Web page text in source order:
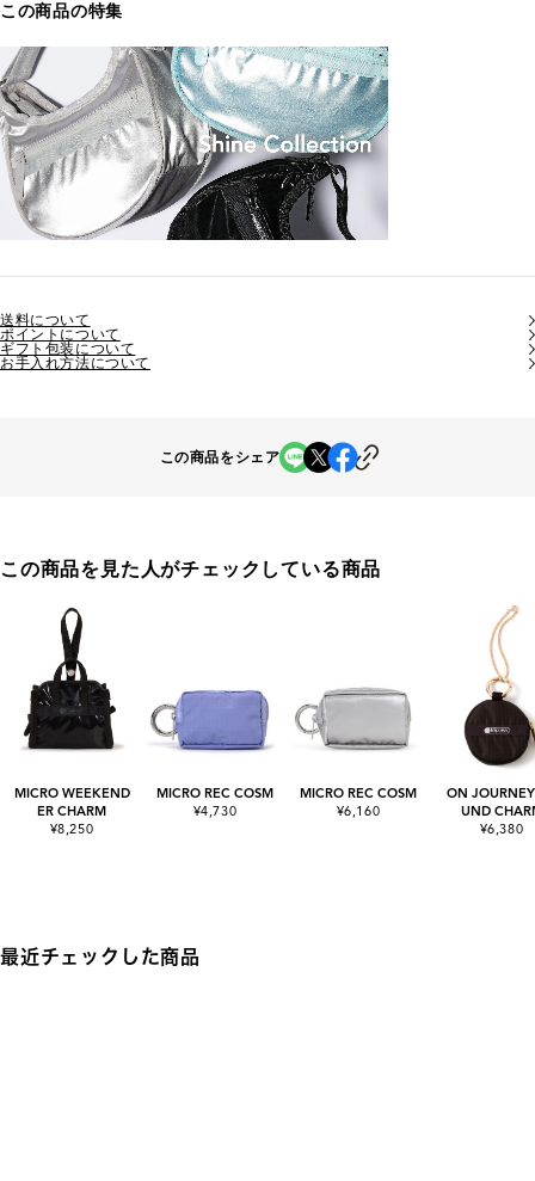
この商品の特集
送料について
ポイントについて
ギフト包装について
お手入れ方法について
この商品をシェア
この商品を見た人がチェックしている商品
MICRO WEEKEND
ER CHARM
¥8,250
MICRO REC COSM
¥4,730
MICRO REC COSM
¥6,160
ON
UND
¥6,380
最近チェックした商品